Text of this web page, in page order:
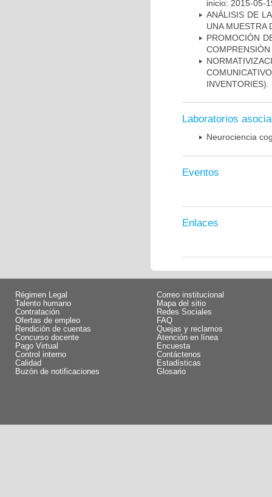
inicio: 2015-05-
ANÁLISIS DE
UNA MUESTRA
PROMOCIÓN
INVENTORIES).
Laboratorios
Neurociencia
Eventos
Enlaces
Régimen Legal
Talento humano
Contratación
Ofertas de empleo
Rendición de cuentas
Concurso docente
Pago Virtual
Control interno
Calidad
Buzón de notificaciones
Correo institucional
Mapa del sitio
Redes Sociales
FAQ
Quejas y reclamos
Atención en línea
Encuesta
Contáctenos
Estadísticas
Glosario